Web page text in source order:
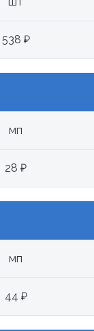
538 ₽
мп
28 ₽
мп
44 ₽